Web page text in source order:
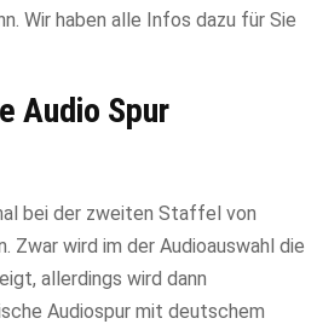
Wir haben alle Infos dazu für Sie
Audio Spur
bei der zweiten Staffel von
Zwar wird im der Audioauswahl die
allerdings wird dann
Audiospur mit deutschem